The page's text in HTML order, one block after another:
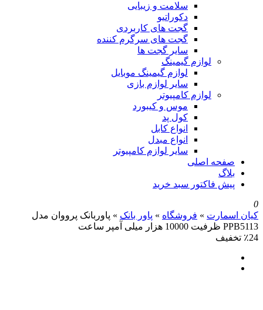
سلامت و زیبایی
دکوراتیو
گجت های کاربردی
گجت های سرگرم کننده
سایر گجت ها
لوازم گیمینگ
لوازم گیمینگ موبایل
سایر لوازم بازی
لوازم کامپیوتر
موس و کیبورد
کول پد
انواع کابل
انواع مبدل
سایر لوازم کامپیوتر
صفحه اصلی
بلاگ
پیش فاکتور سبد خرید
0
کیان اسمارت » فروشگاه » پاور بانک » پاوربانک پرووان مدل
PPB5113 ظرفیت 10000 هزار میلی آمپر ساعت
٪24 تخفیف